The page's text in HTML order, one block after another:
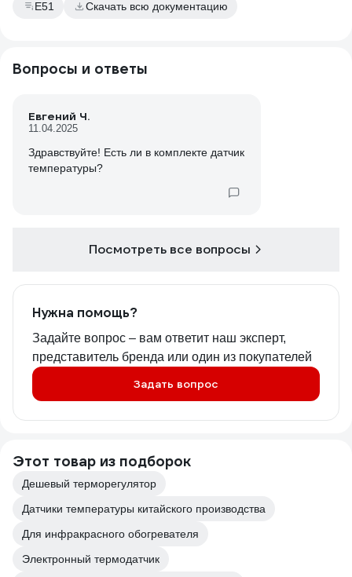
E51 Скачать всю документацию
Вопросы и ответы
Евгений Ч.
11.04.2025
Здравствуйте! Есть ли в комплекте датчик
температуры?
Посмотреть все вопросы
Нужна помощь?
Задайте вопрос – вам ответит наш эксперт,
представитель бренда или один из покупателей
Задать вопрос
Этот товар из подборок
Дешевый терморегулятор
Датчики температуры китайского производства
Для инфракрасного обогревателя
Электронный термодатчик